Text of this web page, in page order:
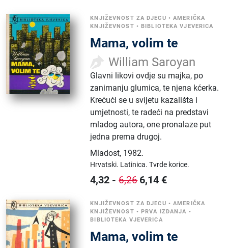
KNJIŽEVNOST ZA DJECU •AMERIČKA
KNJIŽEVNOST •BIBLIOTEKA VJEVERICA
Mama, volim te
William Saroyan
Glavni likovi ovdje su majka, po
zanimanju glumica, te njena kćerka.
Krećući se u svijetu kazališta i
umjetnosti, te radeći na predstavi
mladog autora, one pronalaze put
jedna prema drugoj.
Mladost, 1982.
Hrvatski. Latinica.Tvrde korice.
4,32 -6,26 6,14 €
KNJIŽEVNOST ZA DJECU •AMERIČKA
KNJIŽEVNOST •PRVA IZDANJA •
BIBLIOTEKA VJEVERICA
Mama, volim te